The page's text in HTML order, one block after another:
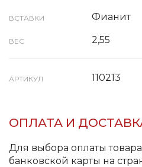
ВСТАВКИ Фианит
ВЕС 2,55
АРТИКУЛ 110213
ОПЛАТА И
Для выбора оплаты
банковской карты на